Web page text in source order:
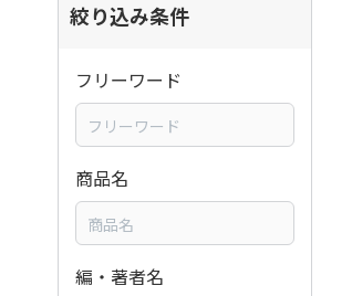
絞り込み条件
フリーワード
商品名
編・著者名